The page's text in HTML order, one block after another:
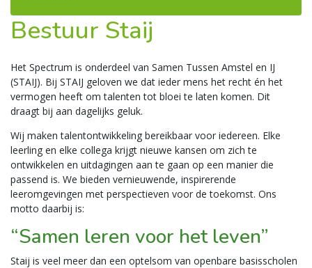
Bestuur Staij
Het Spectrum is onderdeel van Samen Tussen Amstel en IJ
(STAIJ). Bij STAIJ geloven we dat ieder mens het recht én het
vermogen heeft om talenten tot bloei te laten komen. Dit
draagt bij aan dagelijks geluk.
Wij maken talentontwikkeling bereikbaar voor iedereen. Elke
leerling en elke collega krijgt nieuwe kansen om zich te
ontwikkelen en uitdagingen aan te gaan op een manier die
passend is. We bieden vernieuwende, inspirerende
leeromgevingen met perspectieven voor de toekomst. Ons
motto daarbij is:
“Samen leren voor het leven”
Staij is veel meer dan een optelsom van openbare basisscholen